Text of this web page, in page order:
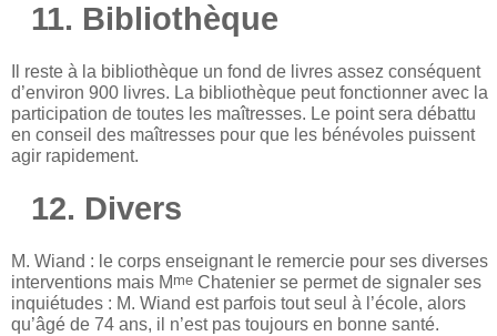
11. Bibliothèque
Il reste à la bibliothèque un fond de livres assez conséquent
d’environ 900 livres. La bibliothèque peut fonctionner avec la
participation de toutes les maîtresses. Le point sera débattu
en conseil des maîtresses pour que les bénévoles puissent
agir rapidement.
12. Divers
M. Wiand : le corps enseignant le remercie pour ses diverses
interventions mais M me Chatenier se permet de signaler ses
inquiétudes : M. Wiand est parfois tout seul à l’école, alors
qu’âgé de 74 ans, il n’est pas toujours en bonne santé.